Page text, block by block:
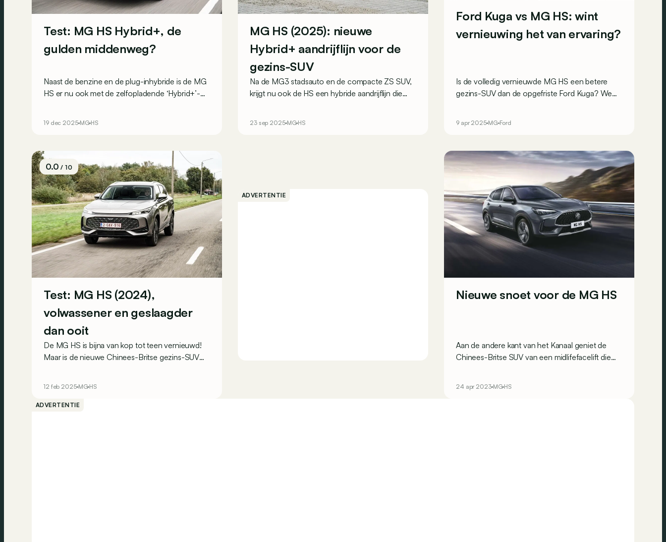
Test: MG HS Hybrid+, de
gulden middenweg?
Naast de benzine en de plug-inhybride is de MG
HS er nu ook met de zelfopladende ‘Hybrid+’-
19 dec 2025 MG HS
MG HS (2025): nieuwe
Hybrid+ aandrijflijn voor de
gezins-SUV
Na de MG3 stadsauto en de compacte ZS SUV,
krijgt nu ook de HS een hybride aandrijflijn die
23 sep 2025 MG HS
Ford Kuga vs MG HS: wint
vernieuwing het van ervaring?
Is de volledig vernieuwde MG HS een betere
gezins-SUV dan de opgefriste Ford Kuga? We
9 apr 2025 MG Ford
0.0/ 10
Test: MG HS (2024),
volwassener en geslaagder
dan ooit
De MG HS is bijna van kop tot teen vernieuwd!
Maar is de nieuwe Chinees-Britse gezins-SUV
12 feb 2025 MG HS
ADVERTENTIE
Nieuwe snoet voor de MG HS
Aan de andere kant van het Kanaal geniet de
Chinees-Britse SUV van een midlifefacelift die
24 apr 2023 MG HS
ADVERTENTIE